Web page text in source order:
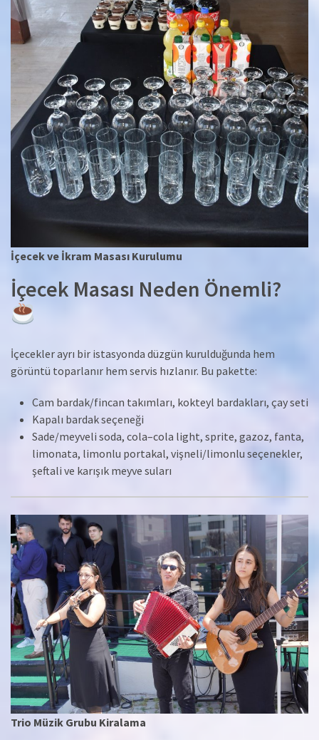
İçecek ve İkram Masası Kurulumu
İçecek Masası Neden Önemli?
İçecekler ayrı bir istasyonda düzgün kurulduğunda hem
görüntü toparlanır hem servis hızlanır. Bu pakette:
Cam bardak/fincan takımları, kokteyl bardakları, çay seti
Kapalı bardak seçeneği
Sade/meyveli soda, cola–cola light, sprite, gazoz, fanta,
limonata, limonlu portakal, vişneli/limonlu seçenekler,
şeftali ve karışık meyve suları
Trio Müzik Grubu Kiralama